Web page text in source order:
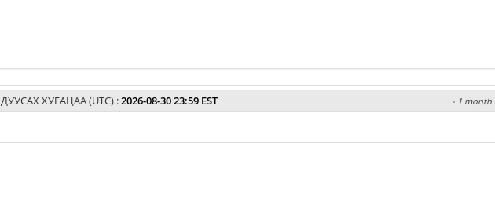
ДУУСАХ ХУГАЦАА (UTC) :2026-08-30 23:59 EST - 1 month